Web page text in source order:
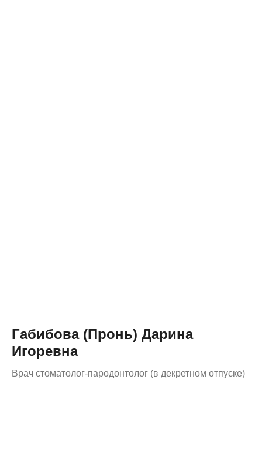
Габибова (Пронь) Дарина
Игоревна
Врач стоматолог-пародонтолог (в декретном отпуске)